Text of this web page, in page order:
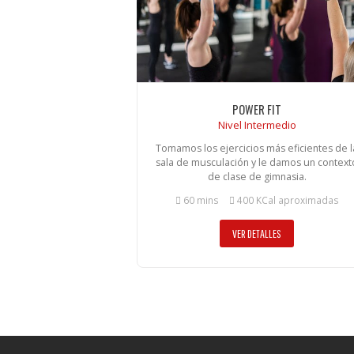
POWER FIT
Nivel Intermedio
Tomamos los ejercicios más eficientes de
sala de musculación y le damos un
de clase de gimnasia.
60 mins 400 KCal aproximadas
VER DETALLES